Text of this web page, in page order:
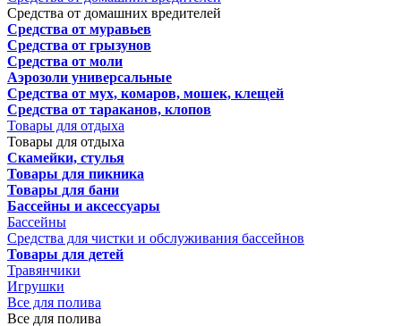
Средства от домашних вредителей
Средства от муравьев
Средства от грызунов
Средства от моли
Аэрозоли универсальные
Средства от мух, комаров, мошек, клещей
Средства от тараканов, клопов
Товары для отдыха
Товары для отдыха
Скамейки, стулья
Товары для пикника
Товары для бани
Бассейны и аксессуары
Бассейны
Средства для чистки и обслуживания бассейнов
Товары для детей
Травянчики
Игрушки
Все для полива
Все для полива